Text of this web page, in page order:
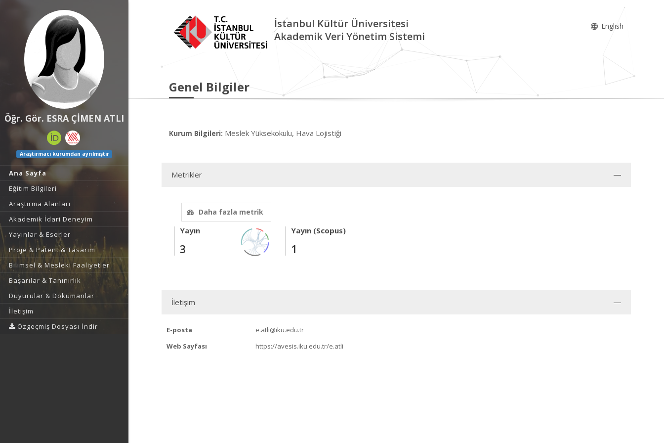
Öğr. Gör. ESRA ÇİMEN ATLI
Araştırmacı kurumdan ayrılmıştır
Ana Sayfa
Eğitim Bilgileri
Araştırma Alanları
Akademik İdari Deneyim
Yayınlar & Eserler
Proje & Patent & Tasarım
Bilimsel & Mesleki Faaliyetler
Başarılar & Tanınırlık
Duyurular & Dokümanlar
İletişim
Özgeçmiş Dosyası İndir
İstanbul Kültür Üniversitesi
Akademik Veri Yönetim Sistemi
English
Genel Bilgiler
Kurum Bilgileri: Meslek Yüksekokulu, Hava Lojistiği
Metrikler
Daha fazla metrik
Yayın
3
Yayın (Scopus)
1
İletişim
E-posta
e.atli@iku.edu.tr
Web Sayfası
https://avesis.iku.edu.tr/e.atli